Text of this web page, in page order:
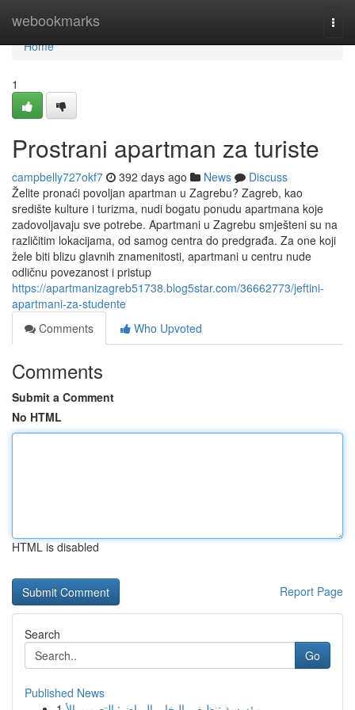
webookmarks
Home
Home
1
Prostrani apartman za turiste
campbelly727okf7 392 days ago News
Discuss
Želite pronaći povoljan apartman u Zagrebu? Zagreb, kao
središte kulture i turizma, nudi bogatu ponudu apartmana koje
zadovoljavaju sve potrebe. Apartmani u Zagrebu smješteni su na
različitim lokacijama, od samog centra do predgrađa. Za one koji
žele biti blizu glavnih znamenitosti, apartmani u centru nude
odličnu povezanost i pristup
https://apartmanizagreb51738.blog5star.com/36662773/jeftini-
apartmani-za-studente
Comments
Who Upvoted
Comments
Submit a Comment
No HTML
HTML is disabled
Report Page
Search
Go
Published News